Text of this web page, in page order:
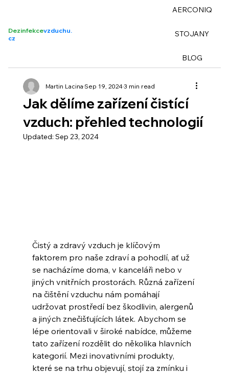
Dezinfekcevzduchu.
cz
AERCONIQ
STOJANY
BLOG
Jak dělíme zařízení čistící
vzduch: přehled technologií
Martin LacinaSep 19, 20243 min read
Updated: Sep 23, 2024
Čistý a zdravý vzduch je klíčovým
faktorem pro naše zdraví a pohodlí, ať už
se nacházíme doma, v kanceláři nebo v
jiných vnitřních prostorách. Různá zařízení
na čištění vzduchu nám pomáhají
udržovat prostředí bez škodlivin, alergenů
a jiných znečišťujících látek. Abychom se
lépe orientovali v široké nabídce, můžeme
tato zařízení rozdělit do několika hlavních
kategorií. Mezi inovativními produkty,
které se na trhu objevují, stojí za zmínku i